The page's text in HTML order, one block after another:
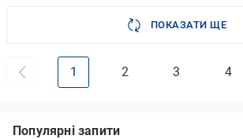
ПОКАЗАТИ ЩЕ
1 2 3 4
Популярні запити